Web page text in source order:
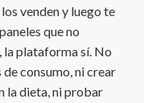
venden y luego te
que no
la plataforma sí. No
consumo, ni crear
la dieta, ni probar